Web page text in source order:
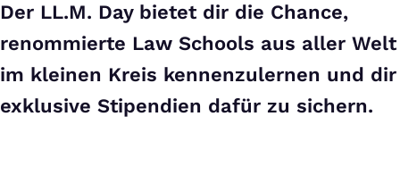
Der LL.M. Day bietet dir die Chance,
renommierte Law Schools aus aller Welt
im kleinen Kreis kennenzulernen und dir
exklusive Stipendien dafür zu sichern.